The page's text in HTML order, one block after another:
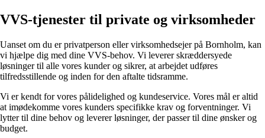
VVS-tjenester til private og virksomheder
Uanset om du er privatperson eller virksomhedsejer på Bornholm, kan
vi hjælpe dig med dine VVS-behov. Vi leverer skræddersyede
løsninger til alle vores kunder og sikrer, at arbejdet udføres
tilfredsstillende og inden for den aftalte tidsramme.
Vi er kendt for vores pålidelighed og kundeservice. Vores mål er altid
at imødekomme vores kunders specifikke krav og forventninger. Vi
lytter til dine behov og leverer løsninger, der passer til dine ønsker og
budget.